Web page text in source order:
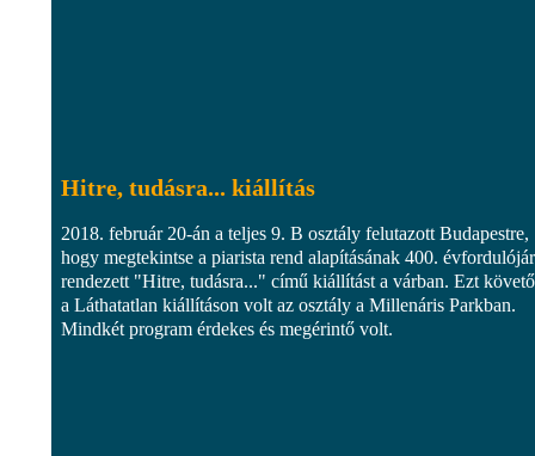
Hitre, tudásra... kiállítás
2018. február 20-án a teljes 9. B osztály felutazott Budapestre,
hogy megtekintse a piarista rend alapításának 400.
rendezett "Hitre, tudásra..." című kiállítást a várban. Ezt
a Láthatatlan kiállításon volt az osztály a Millenáris Parkban.
Mindkét program érdekes és megérintő volt.